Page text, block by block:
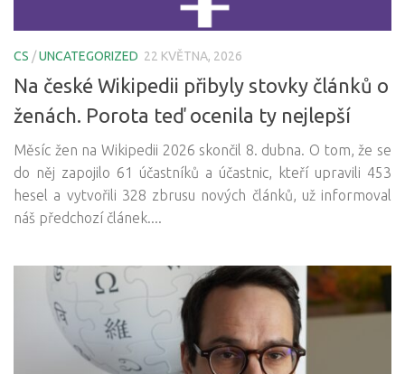
CS /UNCATEGORIZED 22 KVĚTNA, 2026
Na české Wikipedii přibyly stovky článků o
ženách. Porota teď ocenila ty nejlepší
Měsíc žen na Wikipedii 2026 skončil 8. dubna. O tom, že se
do něj zapojilo 61 účastníků a účastnic, kteří upravili 453
hesel a vytvořili 328 zbrusu nových článků, už informoval
náš předchozí článek....